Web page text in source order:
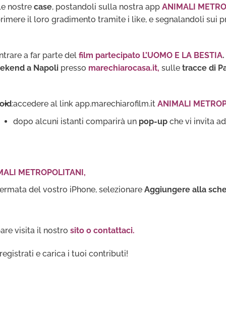
nostre case, postandoli sulla nostra app ANIMALI
il loro gradimento tramite i like, e segnalandoli sui
a far parte del film partecipato L’UOMO E LA BESTIA.
a Napoli presso marechiarocasa.it, sulle tracce di
:accedere al link app.marechiarofilm.it ANIMALI
dopo alcuni istanti comparirà un pop-up che vi invita
METROPOLITANI,
del vostro iPhone, selezionare Aggiungere alla
visita il nostro sito o contattaci.
e carica i tuoi contributi!